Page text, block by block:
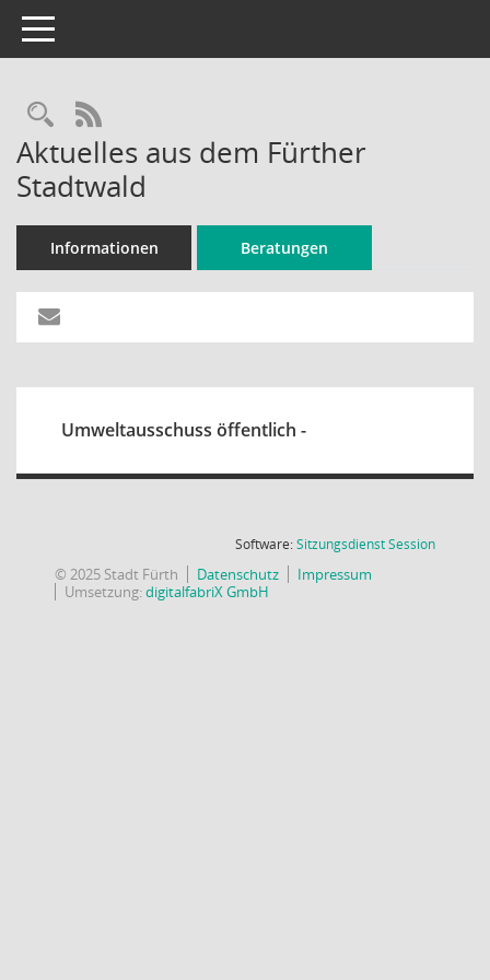
Toggle navigation
Rechercheauswahl
RSS-Feed
Aktuelles aus dem Fürther
Stadtwald
Informationen Beratungen
Umweltausschuss öffentlich -
Software:SitzungsdienstSession(Wird in
© 2025 Stadt Fürth Datenschutz
Impressum
Umsetzung:digitalfabriX GmbH